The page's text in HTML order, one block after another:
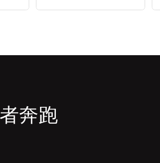
奔跑